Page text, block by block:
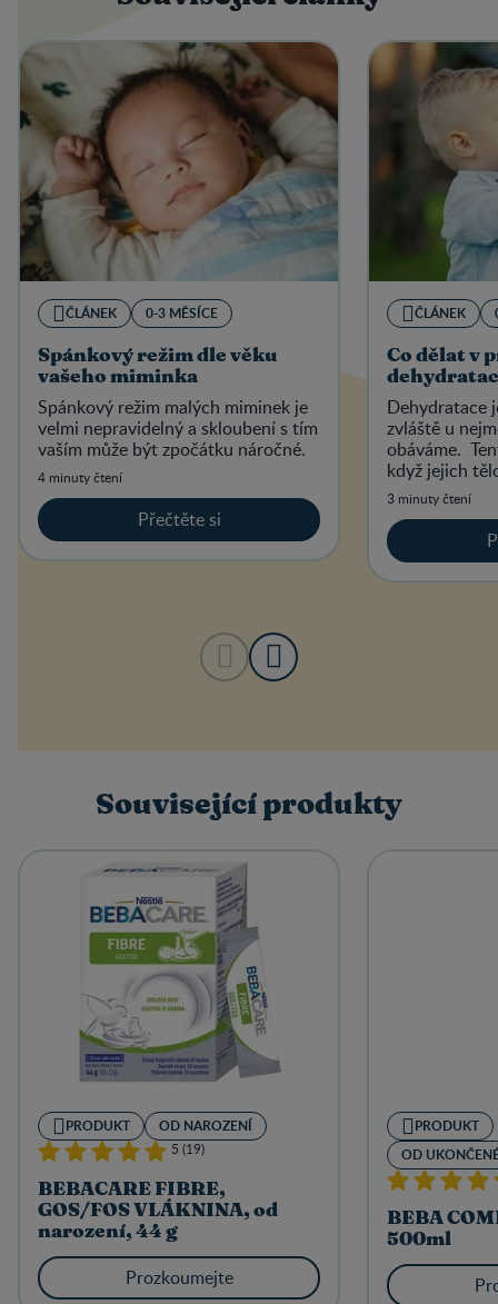
ČLÁNEK 0-3 MĚSÍCE
Spánkový režim dle věku
vašeho miminka
Spánkový režim malých miminek je
velmi nepravidelný a skloubení s tím
vaším může být zpočátku náročné.
4 minuty čtení
Přečtěte si
ČLÁNEK
Co dělat v
Dehydratace
zvláště u
obáváme.
když jejich
než je
3 minuty čtení
Související produkty
PRODUKT OD NAROZENÍ
5 (19)
BEBACARE FIBRE,
GOS/FOS VLÁKNINA, od
narození, 44 g
Prozkoumejte
PRODUKT
OD
BEBA
500ml